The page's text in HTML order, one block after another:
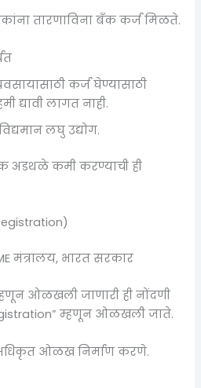
तारणाविना बँक कर्ज मिळते.
कर्ज घेण्यासाठी
द्यावी लागत नाही.
लघु उद्योग.
अडथळे कमी करण्याची ही
मंत्रालय, भारत सरकार
ओळखली जाणारी ही नोंदणी
म्हणून ओळखली जाते.
अधिकृत ओळख निर्माण करणे.